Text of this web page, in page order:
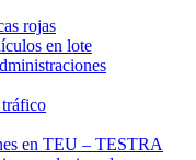
rojas
en lote
en TEU – TESTRA